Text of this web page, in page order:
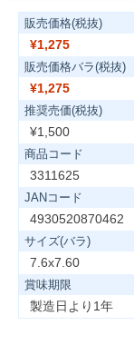
販売価格(税抜)
¥1,275
販売価格バラ(税抜)
¥1,275
推奨売価(税抜)
¥1,500
商品コード
3311625
JANコード
4930520870462
サイズ(バラ)
7.6x7.60
賞味期限
製造日より1年